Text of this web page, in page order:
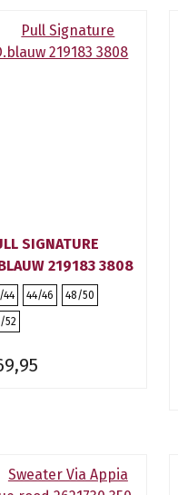
SIGNATURE
219183 3808
44 44/46 48/50
52